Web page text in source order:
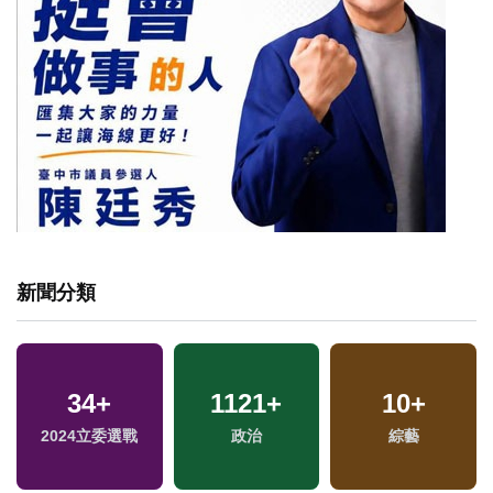
新聞分類
34+
2024立委選戰
1121+
政治
10+
綜藝